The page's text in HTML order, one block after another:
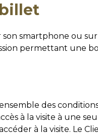
smartphone ou
permettant une
des
à la visite à une
à la visite. Le